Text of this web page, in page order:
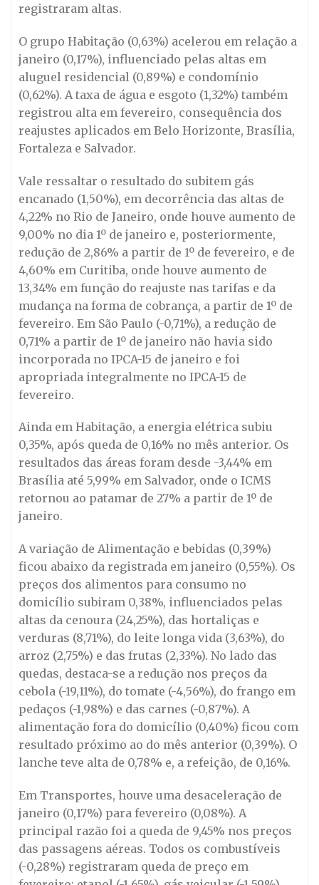
registraram altas.
O grupo Habitação (0,63%) acelerou em relação a
janeiro (0,17%), influenciado pelas altas em
aluguel residencial (0,89%) e condomínio
(0,62%). A taxa de água e esgoto (1,32%) também
registrou alta em fevereiro, consequência dos
reajustes aplicados em Belo Horizonte, Brasília,
Fortaleza e Salvador.
Vale ressaltar o resultado do subitem gás
encanado (1,50%), em decorrência das altas de
4,22% no Rio de Janeiro, onde houve aumento de
9,00% no dia 1º de janeiro e, posteriormente,
redução de 2,86% a partir de 1º de fevereiro, e de
4,60% em Curitiba, onde houve aumento de
13,34% em função do reajuste nas tarifas e da
mudança na forma de cobrança, a partir de 1º de
fevereiro. Em São Paulo (-0,71%), a redução de
0,71% a partir de 1º de janeiro não havia sido
incorporada no IPCA-15 de janeiro e foi
apropriada integralmente no IPCA-15 de
fevereiro.
Ainda em Habitação, a energia elétrica subiu
0,35%, após queda de 0,16% no mês anterior. Os
resultados das áreas foram desde -3,44% em
Brasília até 5,99% em Salvador, onde o ICMS
retornou ao patamar de 27% a partir de 1º de
janeiro.
A variação de Alimentação e bebidas (0,39%)
ficou abaixo da registrada em janeiro (0,55%). Os
preços dos alimentos para consumo no
domicílio subiram 0,38%, influenciados pelas
altas da cenoura (24,25%), das hortaliças e
verduras (8,71%), do leite longa vida (3,63%), do
arroz (2,75%) e das frutas (2,33%). No lado das
quedas, destaca-se a redução nos preços da
cebola (-19,11%), do tomate (-4,56%), do frango em
pedaços (-1,98%) e das carnes (-0,87%). A
alimentação fora do domicílio (0,40%) ficou com
resultado próximo ao do mês anterior (0,39%). O
lanche teve alta de 0,78% e, a refeição, de 0,16%.
Em Transportes, houve uma desaceleração de
janeiro (0,17%) para fevereiro (0,08%). A
principal razão foi a queda de 9,45% nos preços
das passagens aéreas. Todos os combustíveis
(-0,28%) registraram queda de preço em